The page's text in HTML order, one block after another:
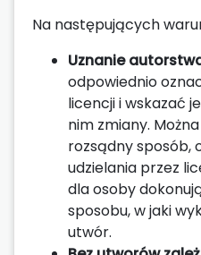
Na następujących
Uznanie
odpowiednio
licencji i wskazać
nim zmiany.
rozsądny sposób,
udzielania przez
dla osoby
sposobu, w jaki
utwór.